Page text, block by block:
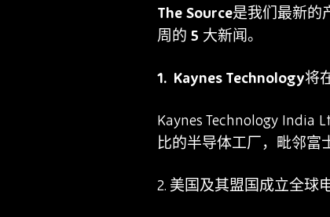
The Source是我们最新
周的 5 大新闻。
Kaynes Technology将
Kaynes Technology India
比的半导体工厂，毗邻富
2. 美国及其盟国成立全球